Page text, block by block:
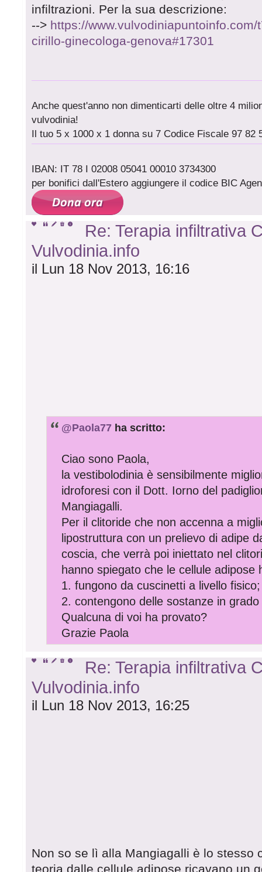
infiltrazioni. Per la sua descrizione:
--> https://
cirillo-ginecologa-genova#17301
Anche quest'anno non dimenticarti delle oltre 4
vulvodinia!
Il tuo 5 x 1000 x 1 donna su 7 Codice Fiscale 97 82
IBAN: IT 78 I 02008 05041 00010 3734300
per bonifici dall'Estero aggiungere il codice BIC
Re: Terapia infiltrativa
Vulvodinia.info
il Lun 18 Nov 2013, 16:16
@Paola77 ha scritto:
Ciao sono Paola,
la vestibolodinia è sensibilmente
idroforesi con il Dott. Iorno del
Mangiagalli.
Per il clitoride che non accenna a
lipostruttura con un prelievo di adipe
coscia, che verrà poi iniettato nel
hanno spiegato che le cellule adipose
1. fungono da cuscinetti a livello fisico;
2. contengono delle sostanze in
Qualcuna di voi ha provato?
Grazie Paola
Re: Terapia infiltrativa
Vulvodinia.info
il Lun 18 Nov 2013, 16:25
Non so se lì alla Mangiagalli è lo stesso
teoria dalle cellule adipose ricavano un